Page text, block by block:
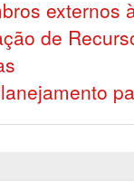
externos
de